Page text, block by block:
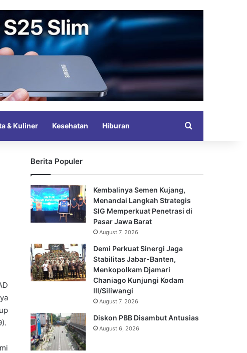
& Kuliner Kesehatan Hiburan
Berita Populer
Kembalinya Semen Kujang,
Menandai Langkah Strategis
SIG Memperkuat Penetrasi di
Pasar Jawa Barat
August 7, 2026
Demi Perkuat Sinergi Jaga
Stabilitas Jabar-Banten,
Menkopolkam Djamari
Chaniago Kunjungi Kodam
III/Siliwangi
August 7, 2026
Diskon PBB Disambut Antusias
August 6, 2026